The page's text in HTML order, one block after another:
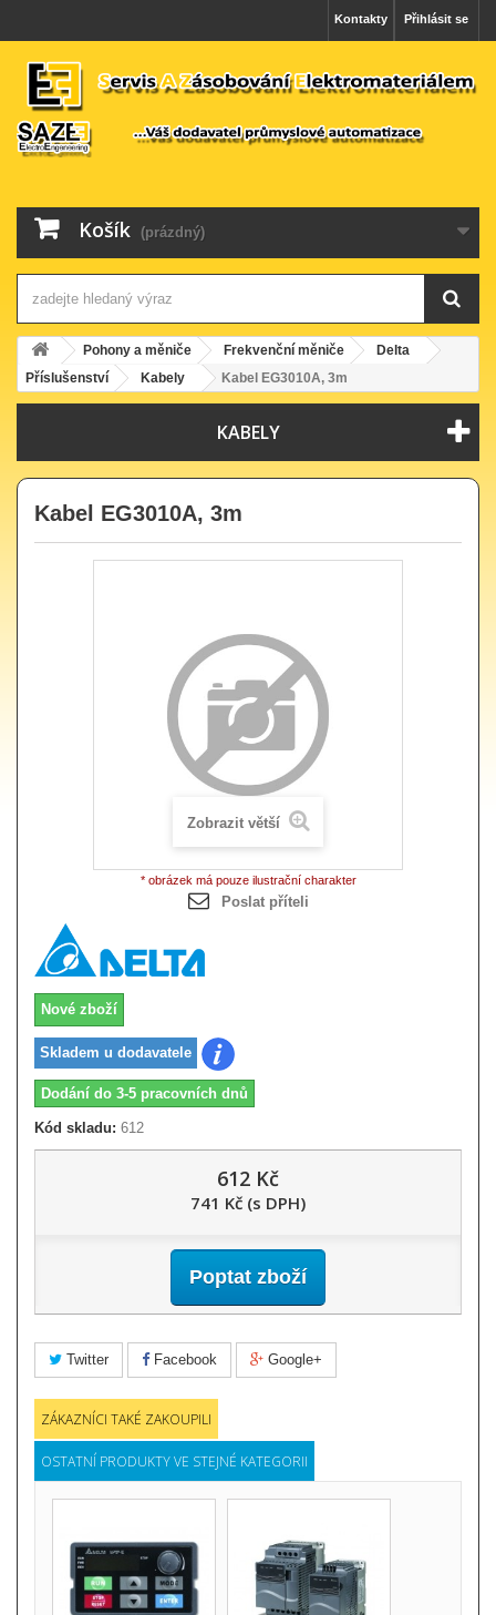
Přihlásit se
Kontakty
Košík (prázdný)
Pohony a měniče Frekvenční měniče
Delta
Příslušenství
Kabely Kabel EG3010A, 3m
KABELY
Kabel EG3010A, 3m
Zobrazit větší
* obrázek má pouze ilustrační charakter
Poslat příteli
Nové zboží
Skladem u dodavatele
Dodání do 3-5 pracovních dnů
Kód skladu: 612
612 Kč
741 Kč (s DPH)
Poptat zboží
Twitter Facebook Google+
ZÁKAZNÍCI TAKÉ ZAKOUPILI
OSTATNÍ PRODUKTY VE STEJNÉ KATEGORII